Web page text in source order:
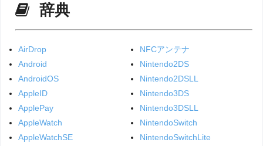
辞典
AirDrop
Android
AndroidOS
AppleID
ApplePay
AppleWatch
AppleWatchSE
NFCアンテナ
Nintendo2DS
Nintendo2DSLL
Nintendo3DS
Nintendo3DSLL
NintendoSwitch
NintendoSwitchLite